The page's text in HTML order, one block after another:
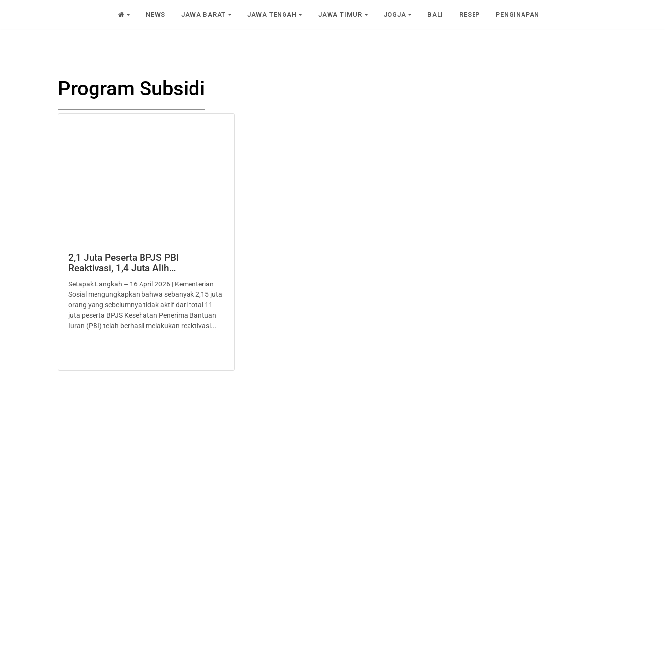
NEWS JAWA BARAT JAWA TENGAH JAWA TIMUR JOGJA BALI RESEP PENGINAPAN
Program Subsidi
2,1 Juta Peserta BPJS PBI
Reaktivasi, 1,4 Juta Alih…
Setapak Langkah – 16 April 2026 | Kementerian
Sosial mengungkapkan bahwa sebanyak 2,15 juta
orang yang sebelumnya tidak aktif dari total 11
juta peserta BPJS Kesehatan Penerima Bantuan
Iuran (PBI) telah berhasil melakukan reaktivasi...